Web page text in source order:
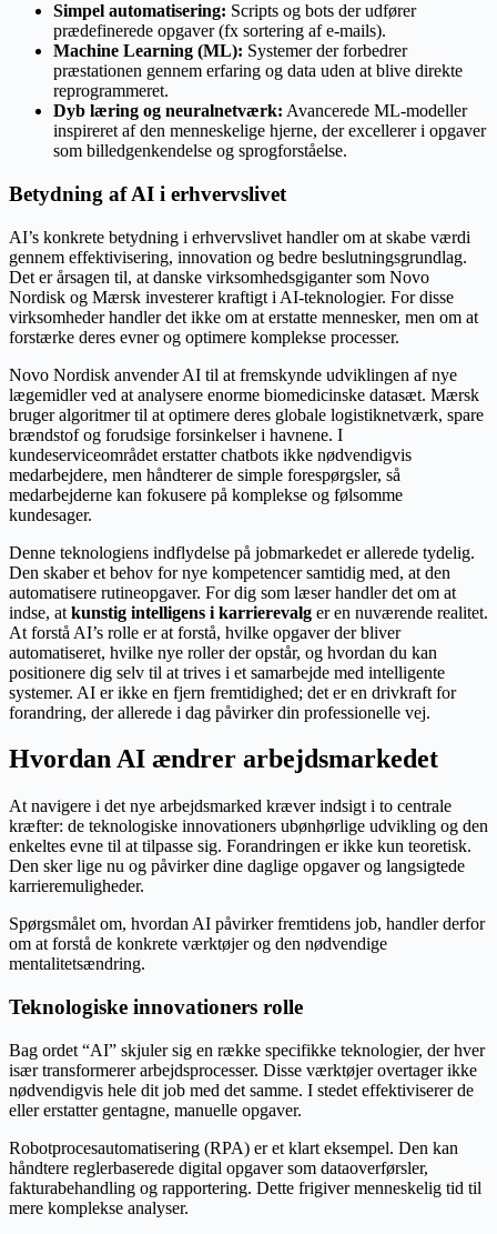
Simpel automatisering: Scripts og bots der udfører
prædefinerede opgaver (fx sortering af e-mails).
Machine Learning (ML): Systemer der forbedrer
præstationen gennem erfaring og data uden at blive direkte
reprogrammeret.
Dyb læring og neuralnetværk: Avancerede ML-modeller
inspireret af den menneskelige hjerne, der excellerer i opgaver
som billedgenkendelse og sprogforståelse.
Betydning af AI i erhvervslivet
AI’s konkrete betydning i erhvervslivet handler om at skabe værdi
gennem effektivisering, innovation og bedre beslutningsgrundlag.
Det er årsagen til, at danske virksomhedsgiganter som Novo
Nordisk og Mærsk investerer kraftigt i AI-teknologier. For disse
virksomheder handler det ikke om at erstatte mennesker, men om at
forstærke deres evner og optimere komplekse processer.
Novo Nordisk anvender AI til at fremskynde udviklingen af nye
lægemidler ved at analysere enorme biomedicinske datasæt. Mærsk
bruger algoritmer til at optimere deres globale logistiknetværk, spare
brændstof og forudsige forsinkelser i havnene. I
kundeserviceområdet erstatter chatbots ikke nødvendigvis
medarbejdere, men håndterer de simple forespørgsler, så
medarbejderne kan fokusere på komplekse og følsomme
kundesager.
Denne teknologiens indflydelse på jobmarkedet er allerede tydelig.
Den skaber et behov for nye kompetencer samtidig med, at den
automatisere rutineopgaver. For dig som læser handler det om at
indse, at kunstig intelligens i karrierevalg er en nuværende realitet.
At forstå AI’s rolle er at forstå, hvilke opgaver der bliver
automatiseret, hvilke nye roller der opstår, og hvordan du kan
positionere dig selv til at trives i et samarbejde med intelligente
systemer. AI er ikke en fjern fremtidighed; det er en drivkraft for
forandring, der allerede i dag påvirker din professionelle vej.
Hvordan AI ændrer arbejdsmarkedet
At navigere i det nye arbejdsmarked kræver indsigt i to centrale
kræfter: de teknologiske innovationers ubønhørlige udvikling og den
enkeltes evne til at tilpasse sig. Forandringen er ikke kun teoretisk.
Den sker lige nu og påvirker dine daglige opgaver og langsigtede
karrieremuligheder.
Spørgsmålet om, hvordan AI påvirker fremtidens job, handler derfor
om at forstå de konkrete værktøjer og den nødvendige
mentalitetsændring.
Teknologiske innovationers rolle
Bag ordet “AI” skjuler sig en række specifikke teknologier, der hver
især transformerer arbejdsprocesser. Disse værktøjer overtager ikke
nødvendigvis hele dit job med det samme. I stedet effektiviserer de
eller erstatter gentagne, manuelle opgaver.
Robotprocesautomatisering (RPA) er et klart eksempel. Den kan
håndtere reglerbaserede digital opgaver som dataoverførsler,
fakturabehandling og rapportering. Dette frigiver menneskelig tid til
mere komplekse analyser.